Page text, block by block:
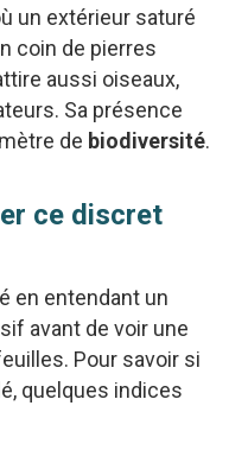
un extérieur saturé
coin de pierres
aussi oiseaux,
Sa présence
de biodiversité.
ce discret
en entendant un
avant de voir une
Pour savoir si
quelques indices